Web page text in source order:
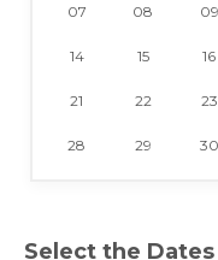
07 08 09
14 15 16
21 22 23
28 29 30
Select the